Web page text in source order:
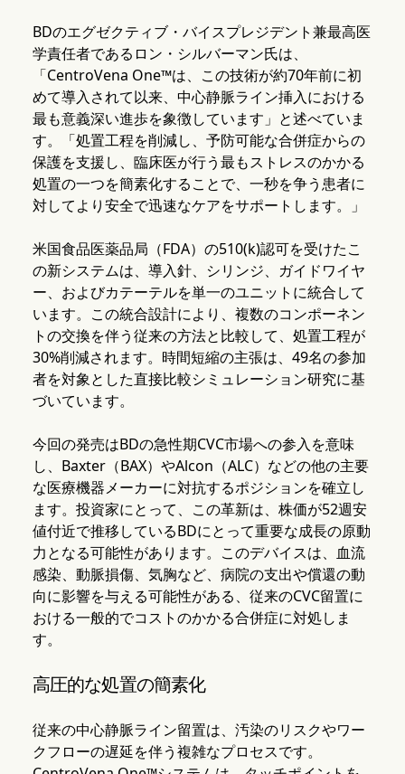
BDのエグゼクティブ・バイスプレジデント兼最高医
学責任者であるロン・シルバーマン氏は、
「CentroVena One™は、この技術が約70年前に初
めて導入されて以来、中心静脈ライン挿入における
最も意義深い進歩を象徴しています」と述べていま
す。「処置工程を削減し、予防可能な合併症からの
保護を支援し、臨床医が行う最もストレスのかかる
処置の一つを簡素化することで、一秒を争う患者に
対してより安全で迅速なケアをサポートします。」
米国食品医薬品局（FDA）の510(k)認可を受けたこ
の新システムは、導入針、シリンジ、ガイドワイヤ
ー、およびカテーテルを単一のユニットに統合して
います。この統合設計により、複数のコンポーネン
トの交換を伴う従来の方法と比較して、処置工程が
30%削減されます。時間短縮の主張は、49名の参加
者を対象とした直接比較シミュレーション研究に基
づいています。
今回の発売はBDの急性期CVC市場への参入を意味
し、Baxter（BAX）やAlcon（ALC）などの他の主要
な医療機器メーカーに対抗するポジションを確立し
ます。投資家にとって、この革新は、株価が52週安
値付近で推移しているBDにとって重要な成長の原動
力となる可能性があります。このデバイスは、血流
感染、動脈損傷、気胸など、病院の支出や償還の動
向に影響を与える可能性がある、従来のCVC留置に
おける一般的でコストのかかる合併症に対処しま
す。
高圧的な処置の簡素化
従来の中心静脈ライン留置は、汚染のリスクやワー
クフローの遅延を伴う複雑なプロセスです。